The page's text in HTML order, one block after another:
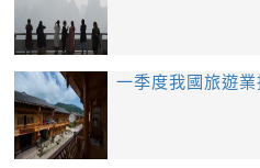
一季度我國旅遊